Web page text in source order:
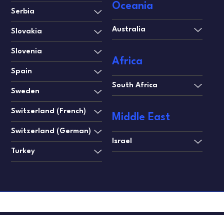
Serbia
Slovakia
Slovenia
Spain
Sweden
Switzerland (French)
Switzerland (German)
Turkey
Oceania
Australia
Africa
South Africa
Middle East
Israel